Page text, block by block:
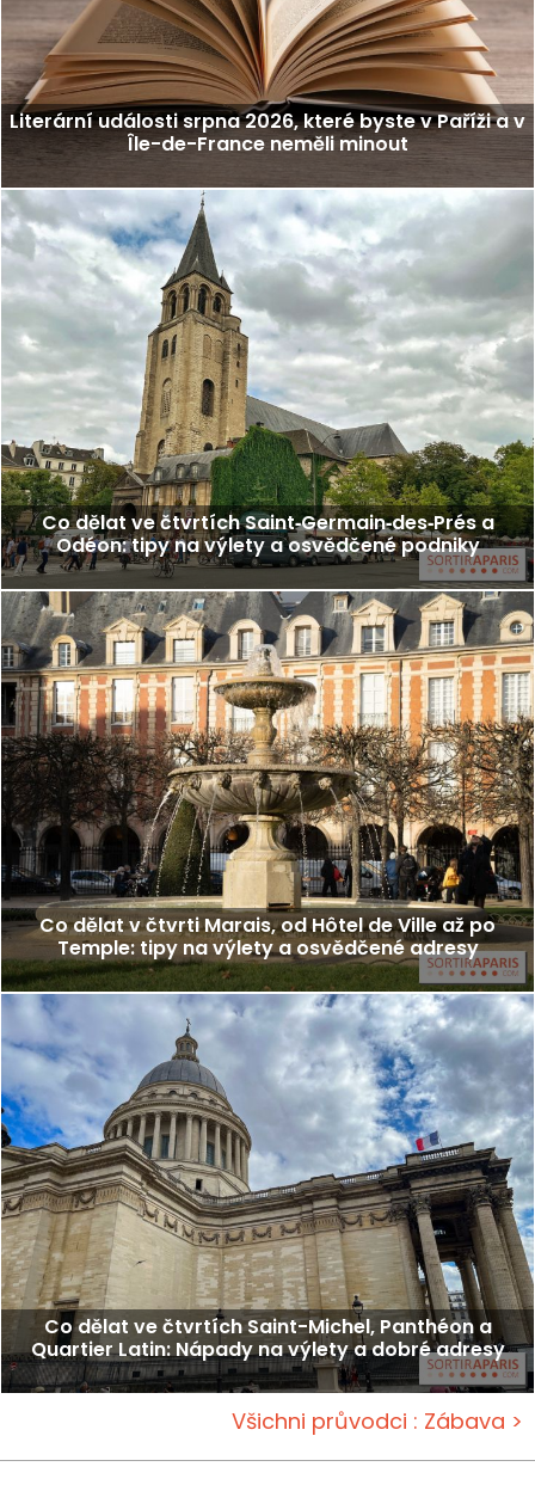
Literární události srpna 2026, které byste v Paříži a v
Île-de-France neměli minout
Co dělat ve čtvrtích Saint‑Germain‑des‑Prés a
Odéon: tipy na výlety a osvědčené podniky
Co dělat v čtvrti Marais, od Hôtel de Ville až po
Temple: tipy na výlety a osvědčené adresy
Co dělat ve čtvrtích Saint-Michel, Panthéon a
Quartier Latin: Nápady na výlety a dobré adresy
Všichni průvodci : Zábava >